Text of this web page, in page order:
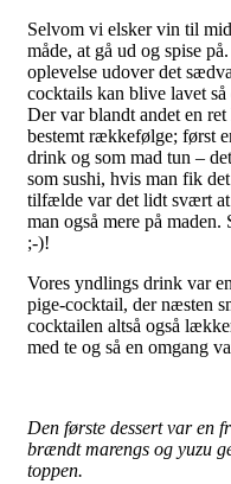
Selvom vi elsker vin til
måde, at gå ud og spise
oplevelse udover det
cocktails kan blive lavet så
Der var blandt andet en
bestemt rækkefølge; først
drink og som mad tun –
som sushi, hvis man fik
tilfælde var det lidt svært at
man også mere på
;-)!
Vores yndlings drink var
pige-cocktail, der næsten
cocktailen altså også
med te og så en omgang
Den første dessert var en
brændt marengs og yuzu
toppen.